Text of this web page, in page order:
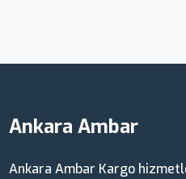
Ankara Ambar
Ankara Ambar Kargo